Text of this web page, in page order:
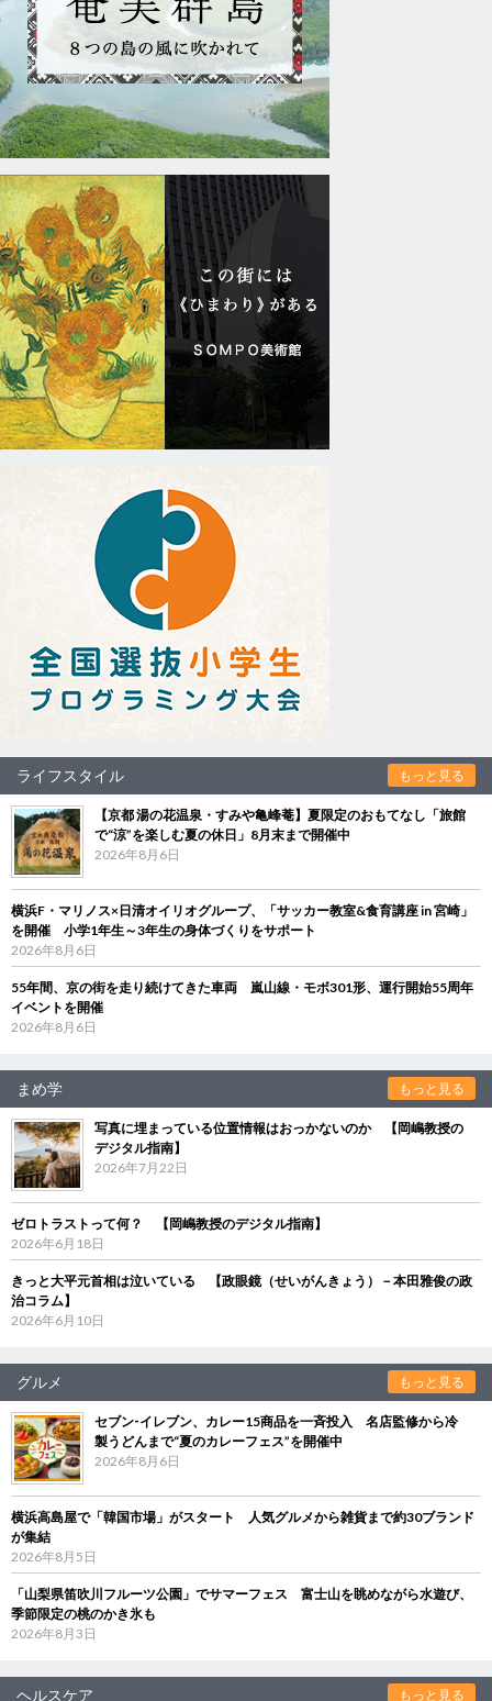
ライフスタイル もっと見る
【京都 湯の花温泉・すみや亀峰菴】夏限定のおもてなし「旅館
で“涼”を楽しむ夏の休日」8月末まで開催中
2026年8月6日
横浜F・マリノス×日清オイリオグループ、「サッカー教室&食育講座 in 宮崎」
を開催 小学1年生～3年生の身体づくりをサポート
2026年8月6日
55年間、京の街を走り続けてきた車両 嵐山線・モボ301形、運行開始55周年
イベントを開催
2026年8月6日
まめ学 もっと見る
写真に埋まっている位置情報はおっかないのか 【岡嶋教授の
デジタル指南】
2026年7月22日
ゼロトラストって何？ 【岡嶋教授のデジタル指南】
2026年6月18日
きっと大平元首相は泣いている 【政眼鏡（せいがんきょう）－本田雅俊の政
治コラム】
2026年6月10日
グルメ もっと見る
セブン‐イレブン、カレー15商品を一斉投入 名店監修から冷
製うどんまで“夏のカレーフェス”を開催中
2026年8月6日
横浜高島屋で「韓国市場」がスタート 人気グルメから雑貨まで約30ブランド
が集結
2026年8月5日
「山梨県笛吹川フルーツ公園」でサマーフェス 富士山を眺めながら水遊び、
季節限定の桃のかき氷も
2026年8月3日
ヘルスケア もっと見る